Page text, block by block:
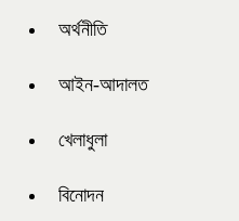
অর্থনীতি
আইন-আদালত
খেলাধুলা
বিনোদন